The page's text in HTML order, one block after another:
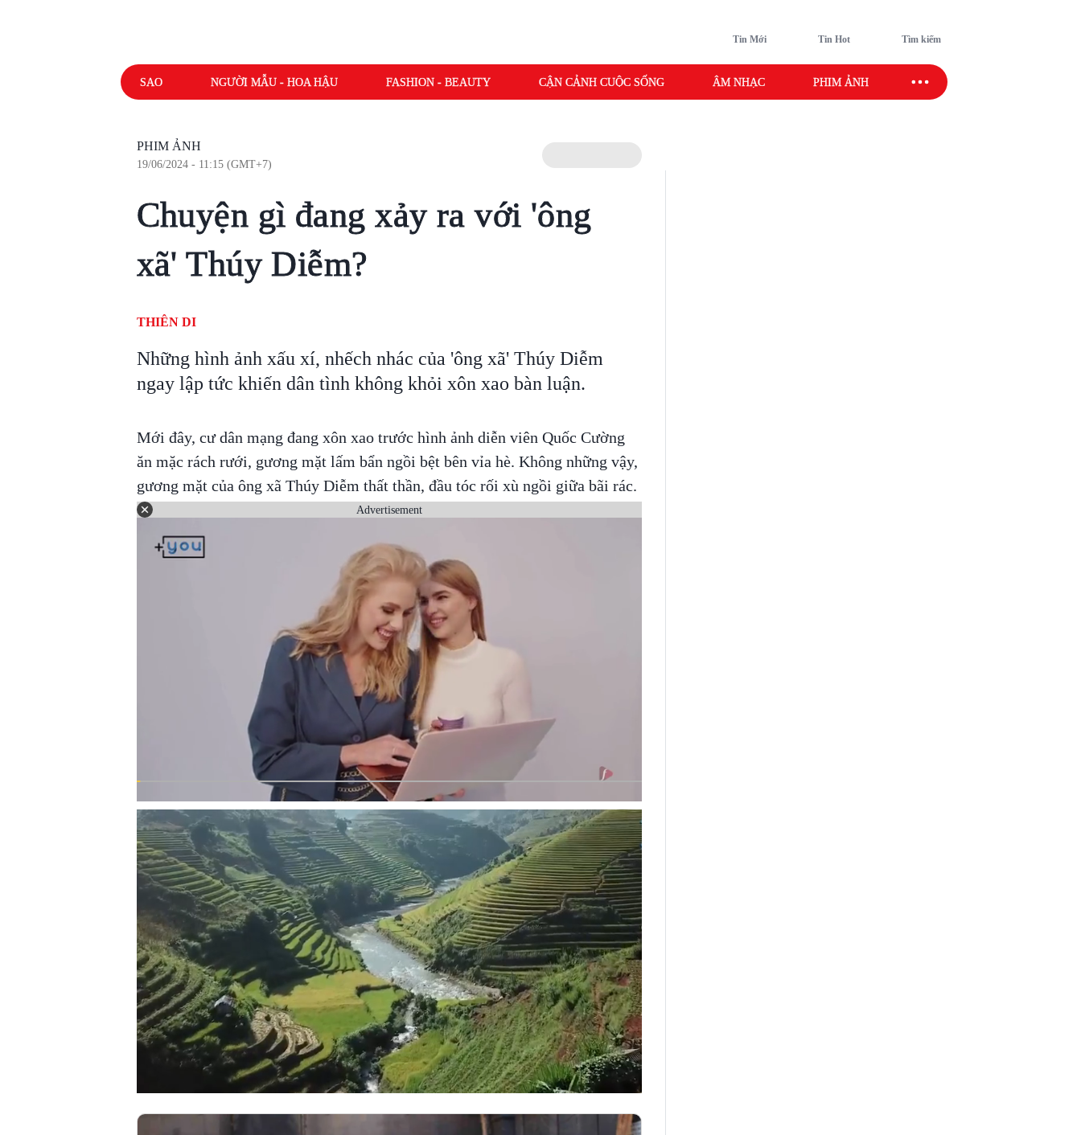
Tin Mới Tin Hot Tìm kiếm
SAO NGƯỜI MẪU - HOA HẬU FASHION - BEAUTY CẬN CẢNH CUỘC SỐNG ÂM NHẠC PHIM ẢNH SAO SPORT
PHIM ẢNH
19/06/2024 - 11:15 (GMT+7)
Chuyện gì đang xảy ra với 'ông
xã' Thúy Diễm?
THIÊN DI
Những hình ảnh xấu xí, nhếch nhác của 'ông xã' Thúy Diễm
ngay lập tức khiến dân tình không khỏi xôn xao bàn luận.
Mới đây, cư dân mạng đang xôn xao trước hình ảnh diễn viên Quốc Cường
ăn mặc rách rưới, gương mặt lấm bẩn ngồi bệt bên vỉa hè. Không những vậy,
gương mặt của ông xã Thúy Diễm thất thần, đầu tóc rối xù ngồi giữa bãi rác.
Advertisement